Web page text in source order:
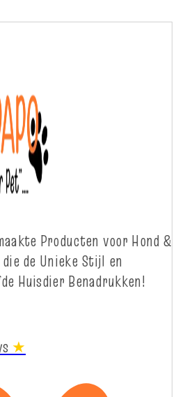
Producten voor Hond &
de Unieke Stijl en
Huisdier Benadrukken!
★